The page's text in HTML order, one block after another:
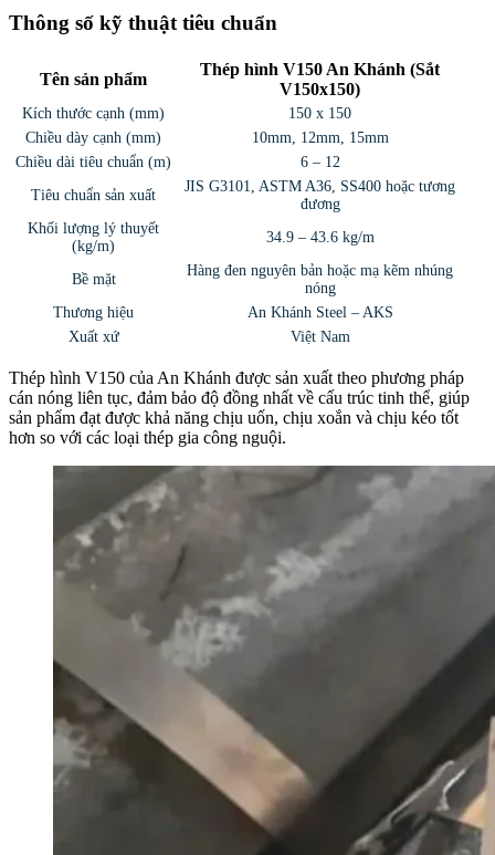
Thông số kỹ thuật tiêu chuẩn
Tên sản phẩm
Thép hình V150 An Khánh (Sắt
V150x150)
Kích thước cạnh (mm)
150 x 150
Chiều dày cạnh (mm)
10mm, 12mm, 15mm
Chiều dài tiêu chuẩn (m)
6 – 12
Tiêu chuẩn sản xuất
JIS G3101, ASTM A36, SS400 hoặc tương
đương
Khối lượng lý thuyết
(kg/m)
34.9 – 43.6 kg/m
Bề mặt
Hàng đen nguyên bản hoặc mạ kẽm nhúng
nóng
Thương hiệu
An Khánh Steel – AKS
Xuất xứ
Việt Nam
Thép hình V150 của An Khánh được sản xuất theo phương pháp
cán nóng liên tục, đảm bảo độ đồng nhất về cấu trúc tinh thể, giúp
sản phẩm đạt được khả năng chịu uốn, chịu xoắn và chịu kéo tốt
hơn so với các loại thép gia công nguội.